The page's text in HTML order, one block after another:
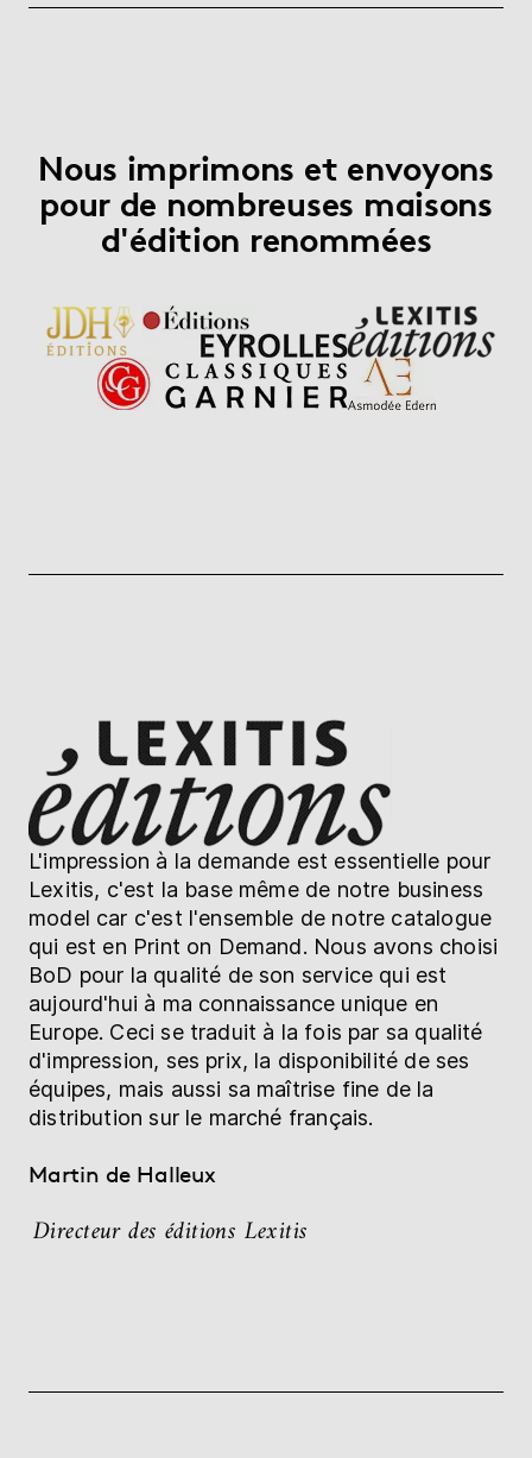
Nous imprimons et envoyons
pour de nombreuses maisons
d'édition renommées
L'impression à la demande est essentielle pour
Lexitis, c'est la base même de notre business
model car c'est l'ensemble de notre catalogue
qui est en Print on Demand. Nous avons choisi
BoD pour la qualité de son service qui est
aujourd'hui à ma connaissance unique en
Europe. Ceci se traduit à la fois par sa qualité
d'impression, ses prix, la disponibilité de ses
équipes, mais aussi sa maîtrise fine de la
distribution sur le marché français.
Martin de Halleux
Directeur des éditions Lexitis